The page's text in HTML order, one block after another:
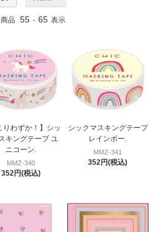
商品 55 - 65 表示
りわずか！】シッ
キングテープ ユ
ニコーン.
MMZ-340
352円(税込)
シックマスキングテープ
レインボー.
MMZ-341
352円(税込)